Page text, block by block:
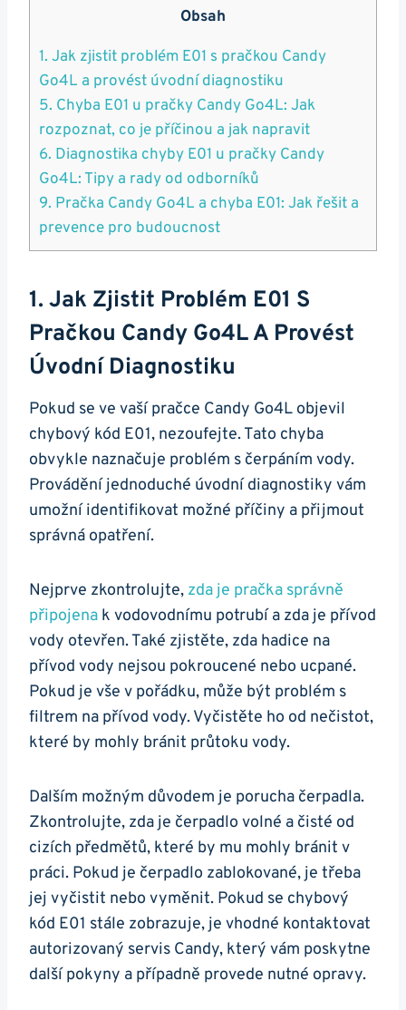
Obsah
1. Jak⁤ zjistit problém‌ E01 s pračkou⁣ Candy​
Go4L ‌a provést úvodní diagnostiku
5. ⁤Chyba E01 ⁤u pračky Candy Go4L: Jak
rozpoznat,​ co je příčinou ⁢a jak napravit
6. Diagnostika chyby E01 u pračky Candy
Go4L: Tipy⁢ a rady ‌od odborníků
9. Pračka Candy Go4L a chyba E01: Jak⁤ řešit a⁢
prevence pro budoucnost
1. Jak⁤ Zjistit Problém‌ E01 S
Pračkou⁣ Candy​ Go4L ‌a Provést
Úvodní Diagnostiku
Pokud ⁢se ve vaší pračce Candy ‍Go4L ​objevil
chybový kód E01, nezoufejte. Tato chyba⁢
obvykle​ naznačuje problém s čerpáním vody.⁢
Provádění jednoduché úvodní diagnostiky vám
umožní identifikovat⁢ možné příčiny a přijmout
správná opatření.
Nejprve zkontrolujte, zda ⁢je pračka správně
⁢připojena k‍ vodovodnímu potrubí a zda​ je ‍přívod
​vody⁤ otevřen. Také⁤ zjistěte, zda hadice na
přívod‌ vody nejsou pokroucené ⁣nebo‌ ucpané.
Pokud je vše‌ v pořádku, může‌ být problém​ s
‌filtrem na ⁢přívod vody. Vyčistěte ho od nečistot,
které by mohly bránit ⁢průtoku vody.
Dalším možným‌ důvodem ⁣je porucha čerpadla.
Zkontrolujte, zda je⁢ čerpadlo volné a‍ čisté od⁤
cizích předmětů, které by ⁤mu mohly bránit v
práci. Pokud⁣ je​ čerpadlo zablokované, je třeba
jej vyčistit​ nebo vyměnit. Pokud se‌ chybový
kód E01 stále⁤ zobrazuje, je vhodné kontaktovat
autorizovaný‍ servis Candy, který vám ⁣poskytne
další pokyny‌ a případně provede ‌nutné opravy.